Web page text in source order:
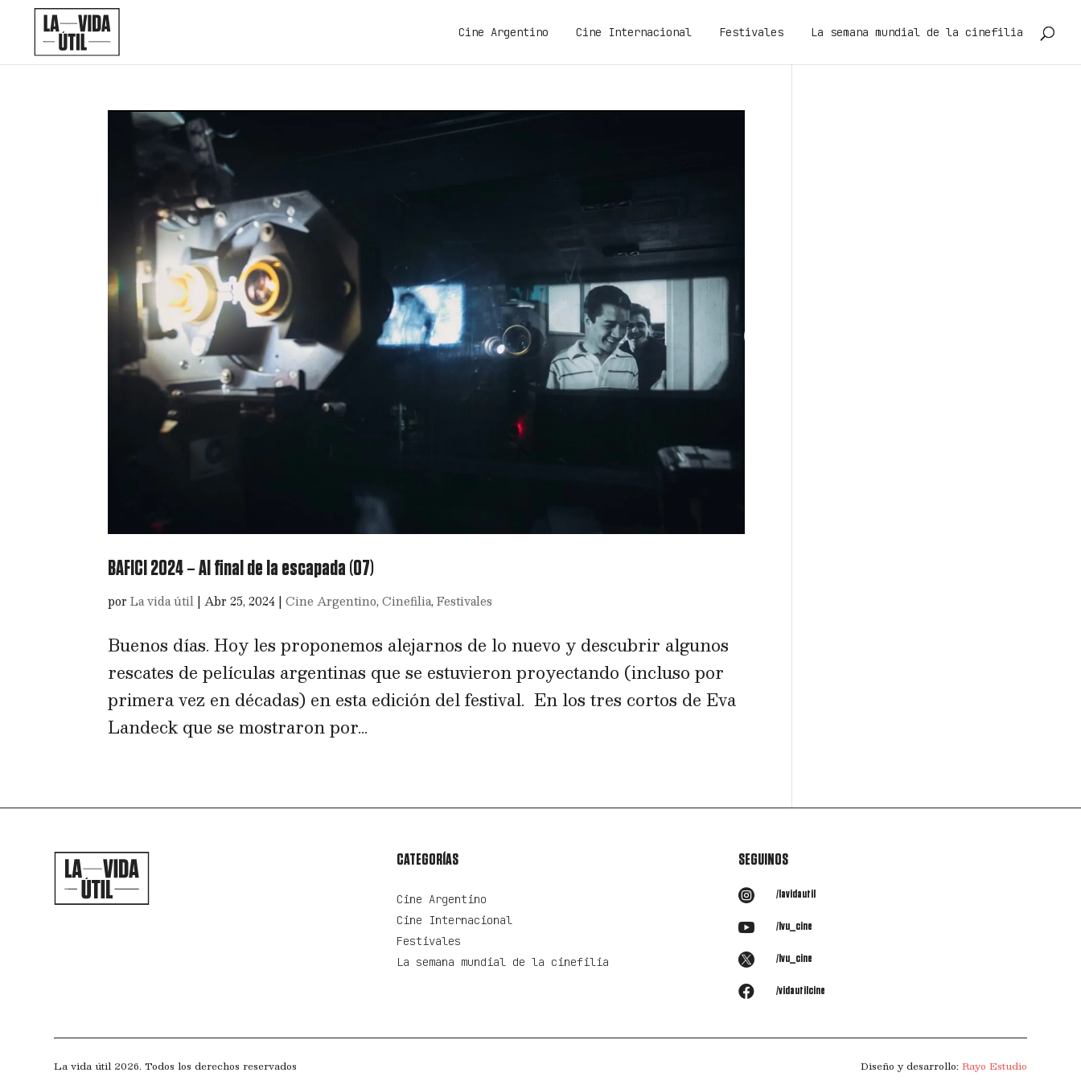
Cine Argentino Cine Internacional Festivales La semana mundial de la cinefilia
BAFICI 2024 – Al final de la escapada (07)
porLa vida útil |Abr 25, 2024 |Cine Argentino,Cinefilia,Festivales
Buenos días. Hoy les proponemos alejarnos de lo nuevo y descubrir algunos
rescates de películas argentinas que se estuvieron proyectando (incluso por
primera vez en décadas) en esta edición del festival. En los tres cortos de Eva
Landeck que se mostraron por...
CATEGORÍAS
Cine Argentino
Cine Internacional
Festivales
La semana mundial de la cinefilia
SEGUINOS
 /lavidautil
 /lvu_cine
 /lvu_cine
 /vidautilcine
La vida útil 2026. Todos los derechos reservados Diseño y desarrollo: Rayo Estudio